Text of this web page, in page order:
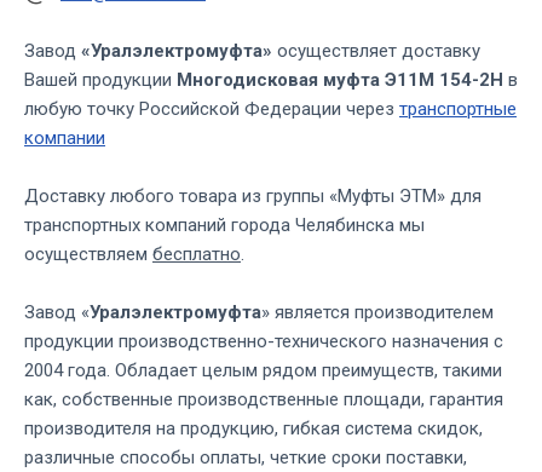
Завод «Уралэлектромуфта» осуществляет доставку
Вашей продукции Многодисковая муфта Э11М 154-2Н в
любую точку Российской Федерации через транспортные
компании
Доставку любого товара из группы «Муфты ЭТМ» для
транспортных компаний города Челябинска мы
осуществляем бесплатно.
Завод «Уралэлектромуфта» является производителем
продукции производственно-технического назначения с
2004 года. Обладает целым рядом преимуществ, такими
как, собственные производственные площади, гарантия
производителя на продукцию, гибкая система скидок,
различные способы оплаты, четкие сроки поставки,